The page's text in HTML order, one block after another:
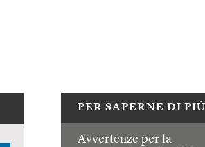
PER SAPERNE DI PIÙ
Avvertenze per la